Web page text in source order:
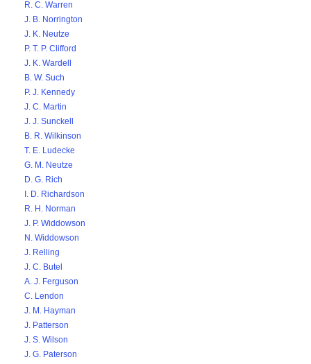
R. C. Warren
J. B. Norrington
J. K. Neutze
P. T. P. Clifford
J. K. Wardell
B. W. Such
P. J. Kennedy
J. C. Martin
J. J. Sunckell
B. R. Wilkinson
T. E. Ludecke
G. M. Neutze
D. G. Rich
I. D. Richardson
R. H. Norman
J. P. Widdowson
N. Widdowson
J. Relling
J. C. Butel
A. J. Ferguson
C. Lendon
J. M. Hayman
J. Patterson
J. S. Wilson
J. G. Paterson